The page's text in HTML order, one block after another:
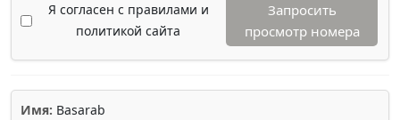
Я согласен с правилами и
политикой сайта
Запросить
просмотр номера
Имя: Basarab